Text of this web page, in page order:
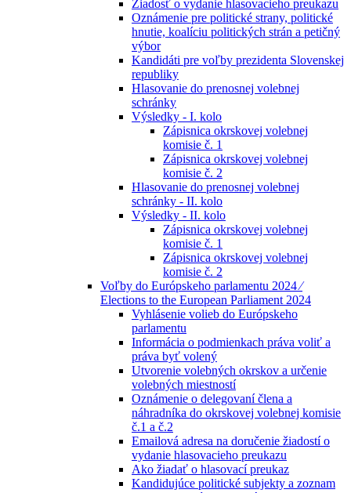
Žiadosť o vydanie hlasovacieho preukazu
Oznámenie pre politické strany, politické
hnutie, koalíciu politických strán a petičný
výbor
Kandidáti pre voľby prezidenta Slovenskej
republiky
Hlasovanie do prenosnej volebnej
schránky
Výsledky - I. kolo
Zápisnica okrskovej volebnej
komisie č. 1
Zápisnica okrskovej volebnej
komisie č. 2
Hlasovanie do prenosnej volebnej
schránky - II. kolo
Výsledky - II. kolo
Zápisnica okrskovej volebnej
komisie č. 1
Zápisnica okrskovej volebnej
komisie č. 2
Voľby do Európskeho parlamentu 2024 ⁄
Elections to the European Parliament 2024
Vyhlásenie volieb do Európskeho
parlamentu
Informácia o podmienkach práva voliť a
práva byť volený
Utvorenie volebných okrskov a určenie
volebných miestností
Oznámenie o delegovaní člena a
náhradníka do okrskovej volebnej komisie
č.1 a č.2
Emailová adresa na doručenie žiadostí o
vydanie hlasovacieho preukazu
Ako žiadať o hlasovací preukaz
Kandidujúce politické subjekty a zoznam